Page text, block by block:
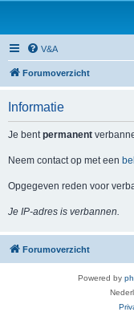
V&A
Forumoverzicht
Informatie
Je bentpermanent
Neem contact op met een
Opgegeven reden voor
Je IP-adres is verbannen.
Forumoverzicht
Powered by